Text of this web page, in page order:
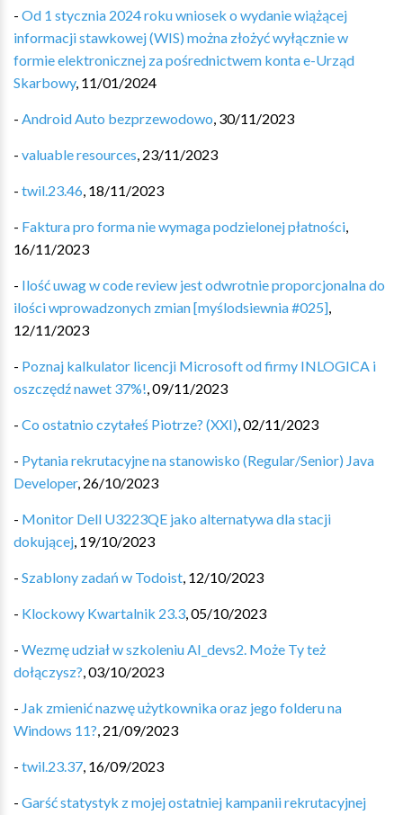
- Od 1 stycznia 2024 roku wniosek o wydanie wiążącej
informacji stawkowej (WIS) można złożyć wyłącznie w
formie elektronicznej za pośrednictwem konta e-Urząd
Skarbowy, 11/01/2024
- Android Auto bezprzewodowo, 30/11/2023
- valuable resources, 23/11/2023
- twil.23.46, 18/11/2023
- Faktura pro forma nie wymaga podzielonej płatności,
16/11/2023
- Ilość uwag w code review jest odwrotnie proporcjonalna do
ilości wprowadzonych zmian [myślodsiewnia #025],
12/11/2023
- Poznaj kalkulator licencji Microsoft od firmy INLOGICA i
oszczędź nawet 37%!,09/11/2023
- Co ostatnio czytałeś Piotrze? (XXI),02/11/2023
- Pytania rekrutacyjne na stanowisko (Regular/Senior) Java
Developer, 26/10/2023
- Monitor Dell U3223QE jako alternatywa dla stacji
dokującej, 19/10/2023
- Szablony zadań w Todoist, 12/10/2023
- Klockowy Kwartalnik 23.3,05/10/2023
- Wezmę udział w szkoleniu AI_devs2. Może Ty też
dołączysz?,03/10/2023
- Jak zmienić nazwę użytkownika oraz jego folderu na
Windows 11?, 21/09/2023
- twil.23.37, 16/09/2023
- Garść statystyk z mojej ostatniej kampanii rekrutacyjnej